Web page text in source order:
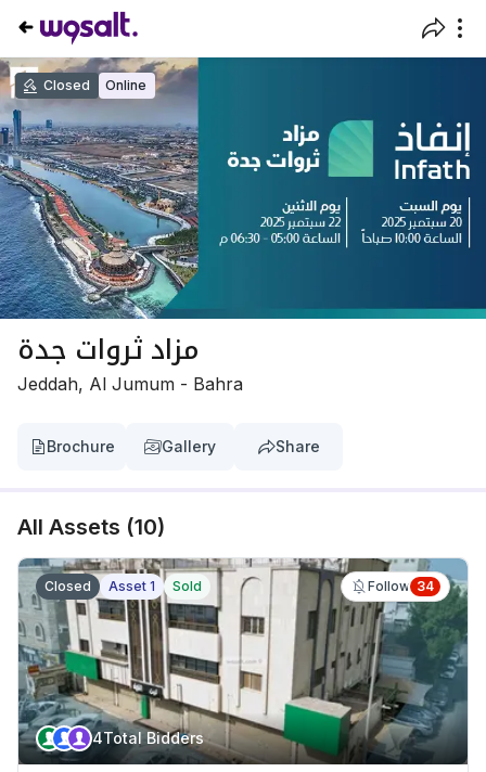
Closed Online
مزاد ثروات جدة
Jeddah, Al Jumum - Bahra
Brochure Gallery Share
All Assets (10)
Closed Asset 1 Sold Follow 34
4Total Bidders